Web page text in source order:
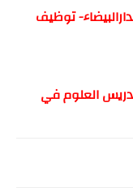
توظيف
العلوم في